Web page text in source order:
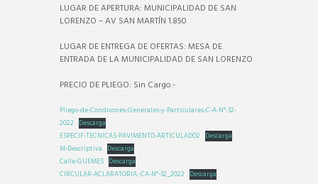
LUGAR DE APERTURA: MUNICIPALIDAD DE SAN
LORENZO – AV SAN MARTÍN 1.850
LUGAR DE ENTREGA DE OFERTAS: MESA DE
ENTRADA DE LA MUNICIPALIDAD DE SAN LORENZO
PRECIO DE PLIEGO: Sin Cargo.-
Pliego-de-Condicones-Generales-y-Particulares-C-A-N°-32-
2022 Descarga
ESPECIF-TECNICAS-PAVIMENTO-ARTICULADO2 Descarga
M-Descriptiva Descarga
Calle-GUEMES Descarga
CIRCULAR-ACLARATORIA.-CA-N°-32_2022 Descarga